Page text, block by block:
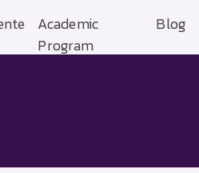
Academic
Program
Blog